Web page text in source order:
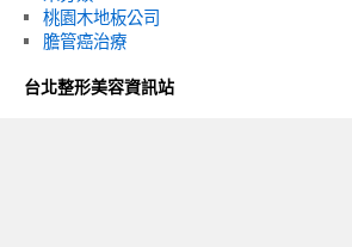
桃園木地板公司
膽管癌治療
台北整形美容資訊站